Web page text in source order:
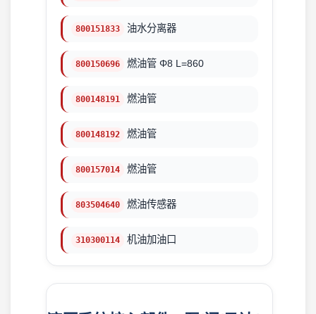
800151833 油水分离器
800150696 燃油管 Φ8 L=860
800148191 燃油管
800148192 燃油管
800157014 燃油管
803504640 燃油传感器
310300114 机油加油口